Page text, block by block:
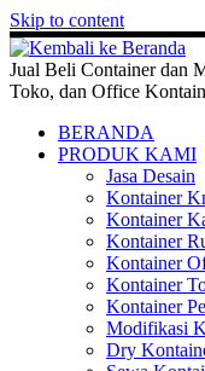
Skip to content
Jual Beli Container dan
Toko, dan Office
BERANDA
PRODUK KAMI
Jasa Desain
Kontainer
Kontainer
Kontainer
Kontainer
Kontainer
Kontainer
Modifikasi
Dry